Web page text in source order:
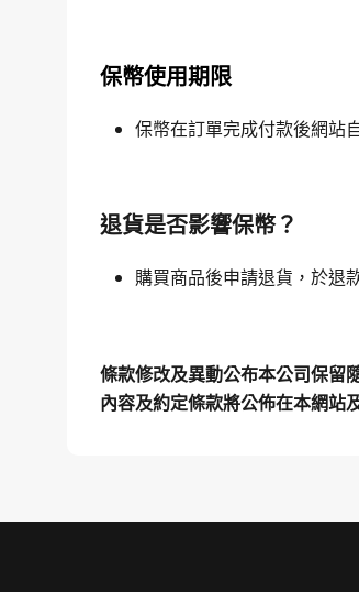
保幣使用期限
保幣在訂單完成付款後網站
退貨是否影響保幣？
購買商品後申請退貨，於退
條款修改及異動公布本公司保留
內容及約定條款將公佈在本網站